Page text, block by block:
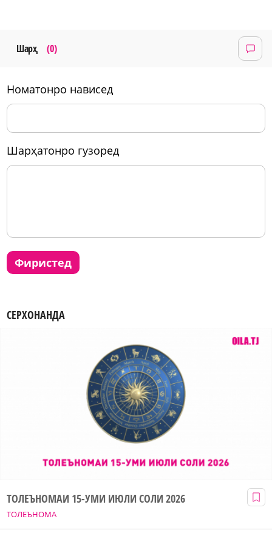
Шарҳ (0)
номатонро нависед
шарҳатонро гузоред
фиристед
СЕРХОНАНДА
ТОЛЕЪНОМА
ТОЛЕЪНОМАИ 15-УМИ ИЮЛИ СОЛИ 2026